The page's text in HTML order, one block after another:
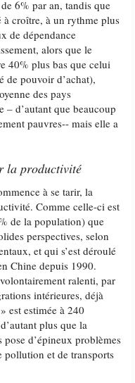
6% par an, tandis que
à croître, à un rythme plus
de dépendance
alors que le
40% plus bas que celui
de pouvoir d’achat),
des pays
– d’autant que beaucoup
pauvres-- mais elle a
la productivité
à se tarir, la
Comme celle-ci est
de la population) que
perspectives, selon
et qui s’est déroulé
Chine depuis 1990.
ralenti, par
intérieures, déjà
est estimée à 240
plus que la
d’épineux problèmes
pollution et de transports